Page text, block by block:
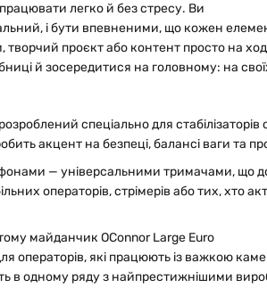
легко й без стресу. Ви
і бути впевненими, що кожен
творчий проєкт або контент просто на
й зосередитися на головному: на
спеціально для
акцент на безпеці, балансі ваги та
— універсальними тримачами, що
операторів, стрімерів або тих, хто
майданчик OConnor Large Euro
операторів, які працюють із важкою
в одному ряду з найпрестижнішими